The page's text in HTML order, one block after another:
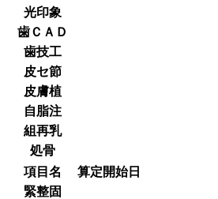
光印象
歯ＣＡＤ
歯技工
皮セ節
皮膚植
自脂注
組再乳
処骨
項目名
算定開始日
緊整固